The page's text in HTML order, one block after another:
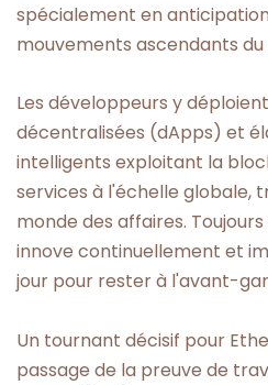
spécialement en
mouvements ascendants
Les développeurs y
décentralisées (dApps) et
intelligents exploitant la
services à l'échelle globale,
monde des affaires.
innove continuellement et
jour pour rester à l'avant-
Un tournant décisif pour
passage de la preuve de